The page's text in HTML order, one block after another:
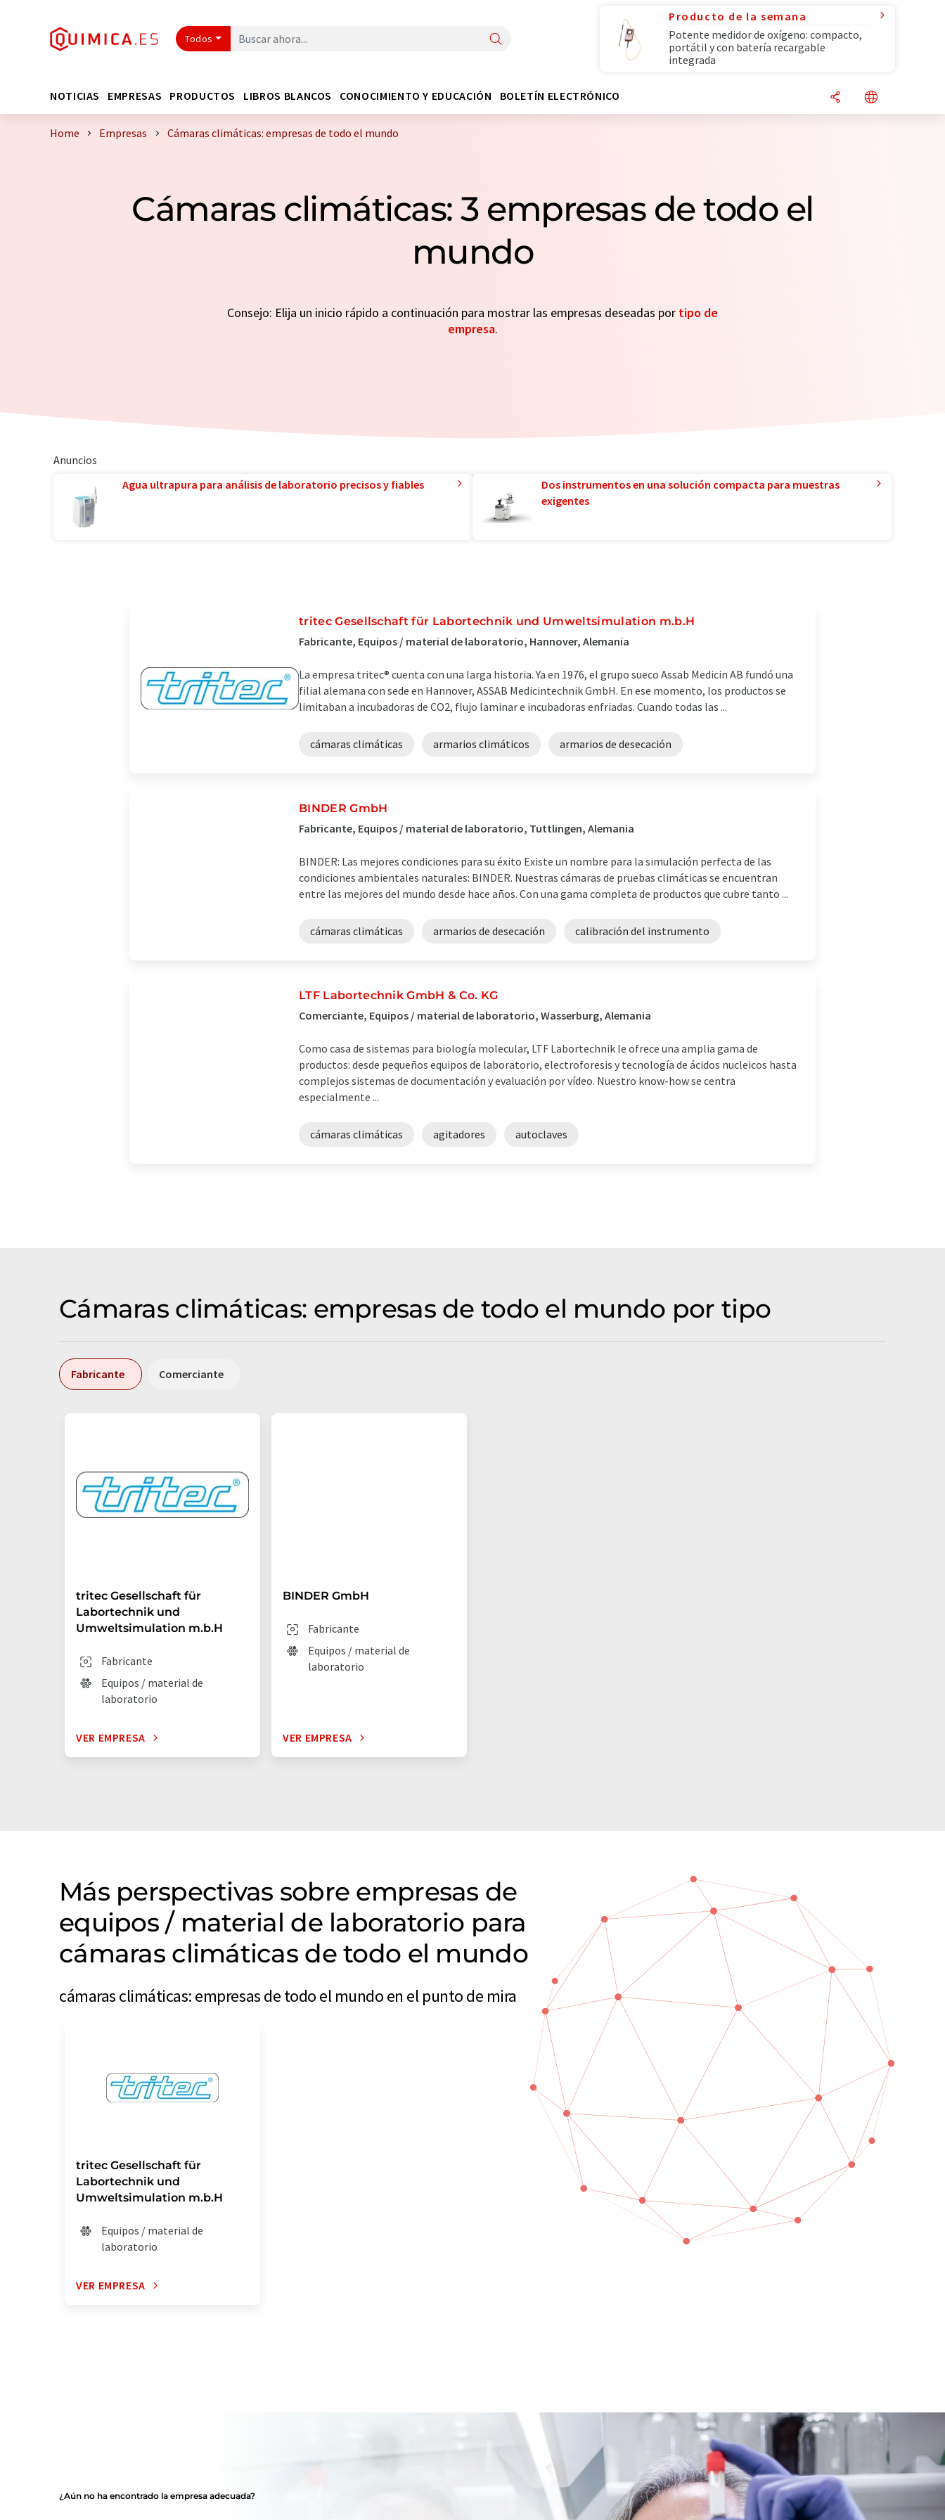
Todos
Producto de la semana
Potente medidor de oxígeno: compacto,
portátil y con batería recargable
integrada
NOTICIAS EMPRESAS PRODUCTOS LIBROS BLANCOS CONOCIMIENTO Y EDUCACIÓN BOLETÍN ELECTRÓNICO
Home Empresas Cámaras climáticas: empresas de todo el mundo
Cámaras climáticas: 3 empresas de todo el
mundo
Consejo: Elija un inicio rápido a continuación para mostrar las empresas deseadas por tipo de
empresa.
Anuncios
Agua ultrapura para análisis de laboratorio precisos y fiables
Dos instrumentos en una solución compacta para muestras
exigentes
tritec Gesellschaft für Labortechnik und Umweltsimulation m.b.H
Fabricante, Equipos / material de laboratorio, Hannover, Alemania
La empresa tritec® cuenta con una larga historia. Ya en 1976, el grupo sueco Assab Medicin AB fundó una
filial alemana con sede en Hannover, ASSAB Medicintechnik GmbH. En ese momento, los productos se
limitaban a incubadoras de CO2, flujo laminar e incubadoras enfriadas. Cuando todas las ...
cámaras climáticas armarios climáticos armarios de desecación
BINDER GmbH
Fabricante, Equipos / material de laboratorio, Tuttlingen, Alemania
BINDER: Las mejores condiciones para su éxito Existe un nombre para la simulación perfecta de las
condiciones ambientales naturales: BINDER. Nuestras cámaras de pruebas climáticas se encuentran
entre las mejores del mundo desde hace años. Con una gama completa de productos que cubre tanto ...
cámaras climáticas armarios de desecación calibración del instrumento
LTF Labortechnik GmbH & Co. KG
Comerciante, Equipos / material de laboratorio, Wasserburg, Alemania
Como casa de sistemas para biología molecular, LTF Labortechnik le ofrece una amplia gama de
productos: desde pequeños equipos de laboratorio, electroforesis y tecnología de ácidos nucleicos hasta
complejos sistemas de documentación y evaluación por vídeo. Nuestro know-how se centra
especialmente ...
cámaras climáticas agitadores autoclaves
Cámaras climáticas: empresas de todo el mundo por tipo
Fabricante Comerciante
tritec Gesellschaft für
Labortechnik und
Umweltsimulation m.b.H
Fabricante
Equipos / material de
laboratorio
VER EMPRESA
BINDER GmbH
Fabricante
Equipos / material de
laboratorio
VER EMPRESA
Más perspectivas sobre empresas de
equipos / material de laboratorio para
cámaras climáticas de todo el mundo
cámaras climáticas: empresas de todo el mundo en el punto de mira
tritec Gesellschaft für
Labortechnik und
Umweltsimulation m.b.H
Equipos / material de
laboratorio
VER EMPRESA
¿Aún no ha encontrado la empresa adecuada?